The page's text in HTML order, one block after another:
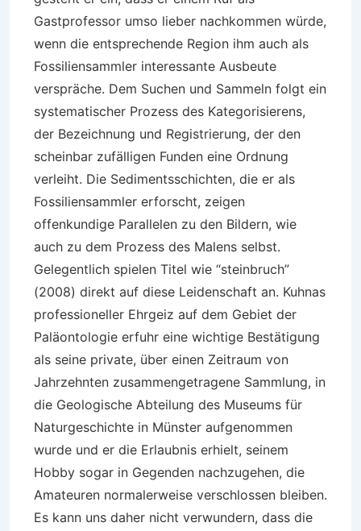
Gastprofessor umso lieber nachkommen würde,
wenn die entsprechende Region ihm auch als
Fossiliensammler interessante Ausbeute
verspräche. Dem Suchen und Sammeln folgt ein
systematischer Prozess des Kategorisierens,
der Bezeichnung und Registrierung, der den
scheinbar zufälligen Funden eine Ordnung
verleiht. Die Sedimentsschichten, die er als
Fossiliensammler erforscht, zeigen
offenkundige Parallelen zu den Bildern, wie
auch zu dem Prozess des Malens selbst.
Gelegentlich spielen Titel wie “steinbruch”
(2008) direkt auf diese Leidenschaft an. Kuhnas
professioneller Ehrgeiz auf dem Gebiet der
Paläontologie erfuhr eine wichtige Bestätigung
als seine private, über einen Zeitraum von
Jahrzehnten zusammengetragene Sammlung, in
die Geologische Abteilung des Museums für
Naturgeschichte in Münster aufgenommen
wurde und er die Erlaubnis erhielt, seinem
Hobby sogar in Gegenden nachzugehen, die
Amateuren normalerweise verschlossen bleiben.
Es kann uns daher nicht verwundern, dass die